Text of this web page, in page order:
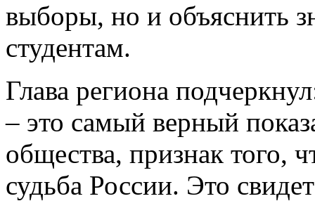
выборы, но и объяснить
студентам.
Глава региона
– это самый верный
общества, признак того,
судьба России. Это